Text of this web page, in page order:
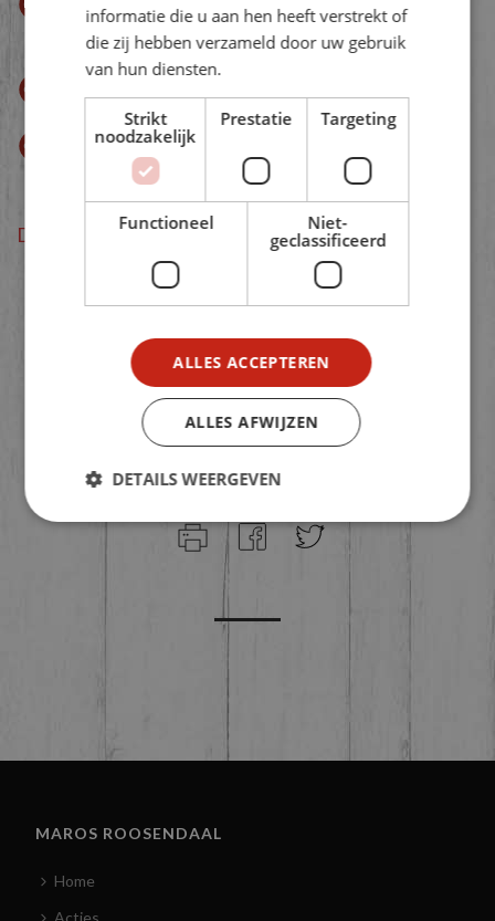
minuten in de oven.
Tip: ook lekker met bijvoorbeeld courgette.
Download als pdf
BEKIJK ONZE ACTIES
MAROS ROOSENDAAL
Home
Acties
informatie die u aan hen heeft verstrekt of
die zij hebben verzameld door uw gebruik
van hun diensten.
Strikt
noodzakelijk
Prestatie Targeting
Functioneel
Niet-
geclassificeerd
ALLES ACCEPTEREN
ALLES AFWIJZEN
DETAILS WEERGEVEN